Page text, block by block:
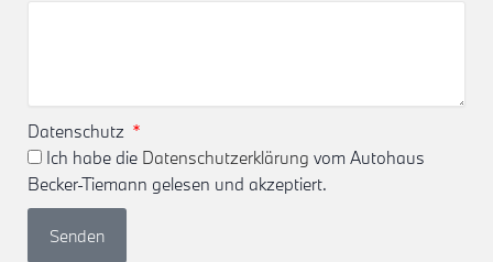
Datenschutz
Ich habe die Datenschutzerklärung vom Autohaus
Becker-Tiemann gelesen und akzeptiert.
Senden